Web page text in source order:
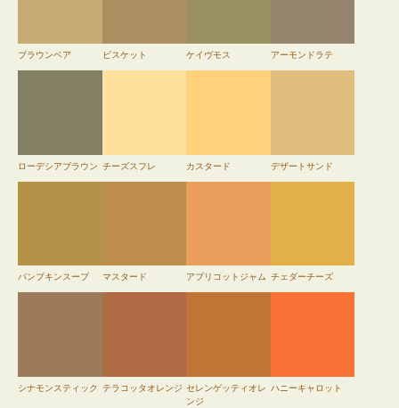
ブラウンベア ビスケット ケイヴモス アーモンドラテ
ローデシアブラウン チーズスフレ カスタード デザートサンド
パンプキンスープ マスタード アプリコットジャム チェダーチーズ
シナモンスティック テラコッタオレンジ セレンゲッティオレ
ンジ
ハニーキャロット